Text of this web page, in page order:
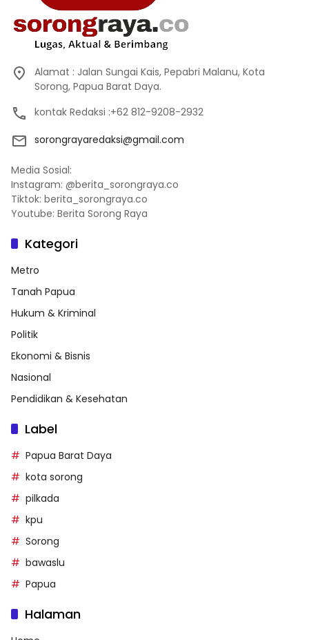
Alamat : Jalan Sungai Kais, Pepabri Malanu, Kota
Sorong, Papua Barat Daya.
kontak Redaksi :+62 812-9208-2932
sorongrayaredaksi@gmail.com
Media Sosial:
Instagram: @berita_sorongraya.co
Tiktok: berita_sorongraya.co
Youtube: Berita Sorong Raya
Kategori
Metro
Tanah Papua
Hukum & Kriminal
Politik
Ekonomi & Bisnis
Nasional
Pendidikan & Kesehatan
Label
Papua Barat Daya
kota sorong
pilkada
kpu
Sorong
bawaslu
Papua
Halaman